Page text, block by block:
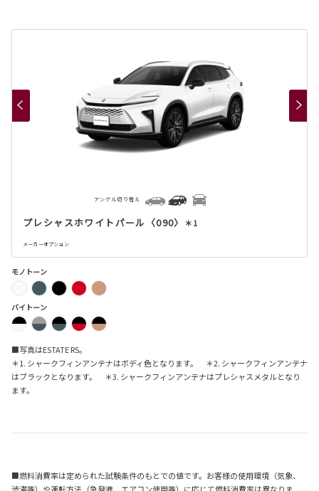
プレシャスホワイトパール〈090〉 ＊1
メーカーオプション
アングル切り替え
モノトーン
バイトーン
■写真はESTATE RS。
＊1. シャークフィンアンテナはボディ色となります。 ＊2. シャークフィンアンテナ
はブラックとなります。 ＊3. シャークフィンアンテナはプレシャスメタルとなり
ます。
■燃料消費率は定められた試験条件のもとでの値です。お客様の使用環境（気象、